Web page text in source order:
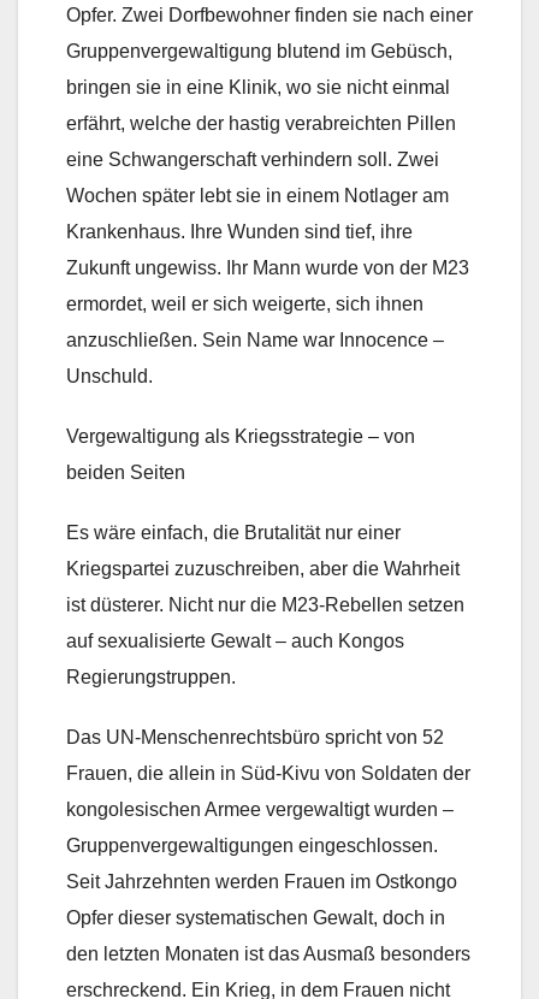
Opfer. Zwei Dorfbewohner finden sie nach einer
Gruppenvergewaltigung blutend im Gebüsch,
bringen sie in eine Klinik, wo sie nicht einmal
erfährt, welche der hastig verabreichten Pillen
eine Schwangerschaft verhindern soll. Zwei
Wochen später lebt sie in einem Notlager am
Krankenhaus. Ihre Wunden sind tief, ihre
Zukunft ungewiss. Ihr Mann wurde von der M23
ermordet, weil er sich weigerte, sich ihnen
anzuschließen. Sein Name war Innocence –
Unschuld.
Vergewaltigung als Kriegsstrategie – von
beiden Seiten
Es wäre einfach, die Brutalität nur einer
Kriegspartei zuzuschreiben, aber die Wahrheit
ist düsterer. Nicht nur die M23-Rebellen setzen
auf sexualisierte Gewalt – auch Kongos
Regierungstruppen.
Das UN-Menschenrechtsbüro spricht von 52
Frauen, die allein in Süd-Kivu von Soldaten der
kongolesischen Armee vergewaltigt wurden –
Gruppenvergewaltigungen eingeschlossen.
Seit Jahrzehnten werden Frauen im Ostkongo
Opfer dieser systematischen Gewalt, doch in
den letzten Monaten ist das Ausmaß besonders
erschreckend. Ein Krieg, in dem Frauen nicht